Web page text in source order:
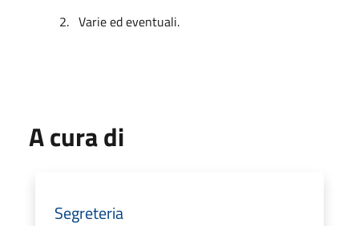
2. Varie ed eventuali.
A cura di
Segreteria